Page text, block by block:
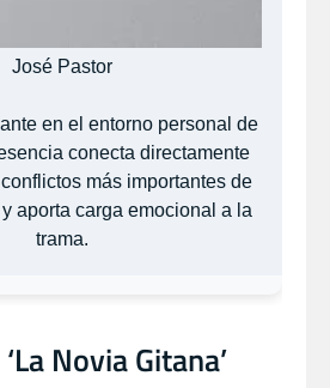
José Pastor
en el entorno personal de
conecta directamente
más importantes de
aporta carga emocional a la
trama.
Novia Gitana’